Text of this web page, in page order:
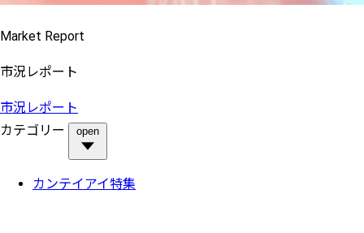
Market Report
市況レポート
市況レポート
カテゴリー
open
カンテイアイ特集